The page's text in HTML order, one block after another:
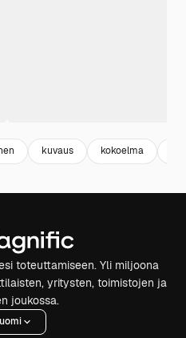
kuvaus kokoelma
toteuttamiseen. Yli miljoona
yritysten, toimistojen ja
joukossa.